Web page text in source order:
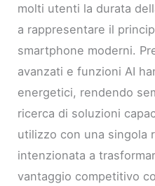
molti utenti la durata
a rappresentare il
smartphone moderni.
avanzati e funzioni AI
energetici, rendendo
ricerca di soluzioni
utilizzo con una singola
intenzionata a
vantaggio competitivo